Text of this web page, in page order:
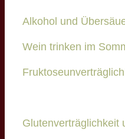
Alkohol und
Wein trinken im
Glutenverträglichkeit